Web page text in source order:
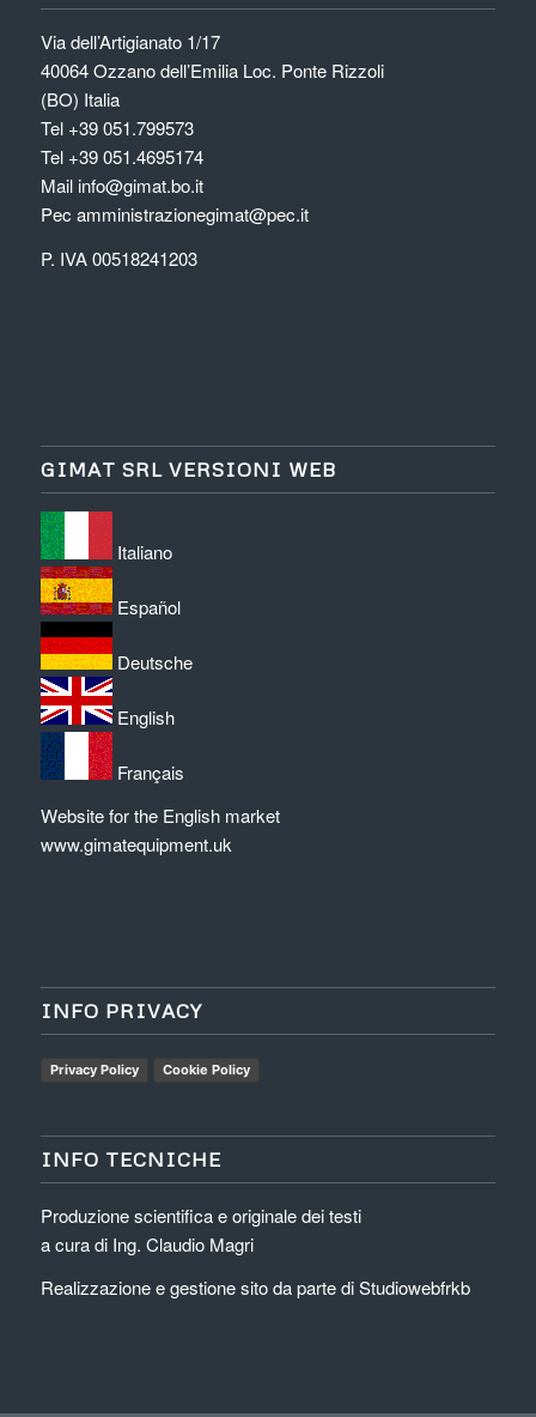
Via dell’Artigianato 1/17
40064 Ozzano dell’Emilia Loc. Ponte Rizzoli
(BO) Italia
Tel +39 051.799573
Tel +39 051.4695174
Mail info@gimat.bo.it
Pec amministrazionegimat@pec.it
P. IVA 00518241203
GIMAT SRL VERSIONI WEB
Italiano
Español
Deutsche
English
Français
Website for the English market
www.gimatequipment.uk
INFO PRIVACY
Privacy Policy Cookie Policy
INFO TECNICHE
Produzione scientifica e originale dei testi
a cura di Ing. Claudio Magri
Realizzazione e gestione sito da parte diStudiowebfrkb